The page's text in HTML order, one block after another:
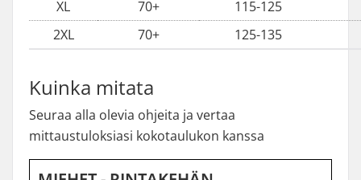
XL
70+
115-125
2XL
70+ 125-135
Kuinka mitata
Seuraa alla olevia ohjeita ja vertaa
mittaustuloksiasi kokotaulukon kanssa